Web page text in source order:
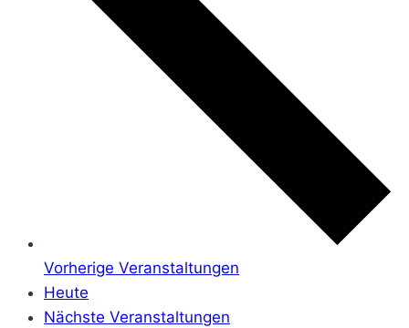
Vorherige Veranstaltungen
Heute
Nächste Veranstaltungen